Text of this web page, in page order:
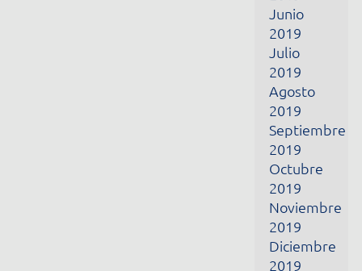
Octubre
2019
Noviembre
2019
Diciembre
2019
Enero
2020
Febrero
2020
Marzo
2020
Abril
2020